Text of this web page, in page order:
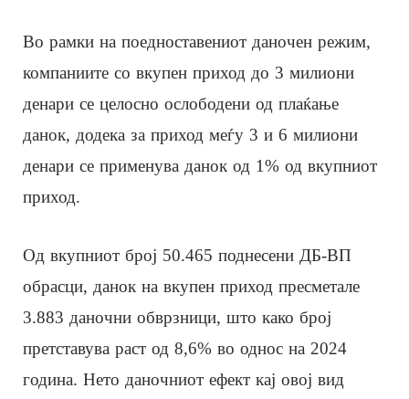
Во рамки на поедноставениот даночен режим,
компаниите со вкупен приход до 3 милиони
денари се целосно ослободени од плаќање
данок, додека за приход меѓу 3 и 6 милиони
денари се применува данок од 1% од вкупниот
приход.
Од вкупниот број 50.465 поднесени ДБ-ВП
обрасци, данок на вкупен приход пресметале
3.883 даночни обврзници, што како број
претставува раст од 8,6% во однос на 2024
година. Нето даночниот ефект кај овој вид